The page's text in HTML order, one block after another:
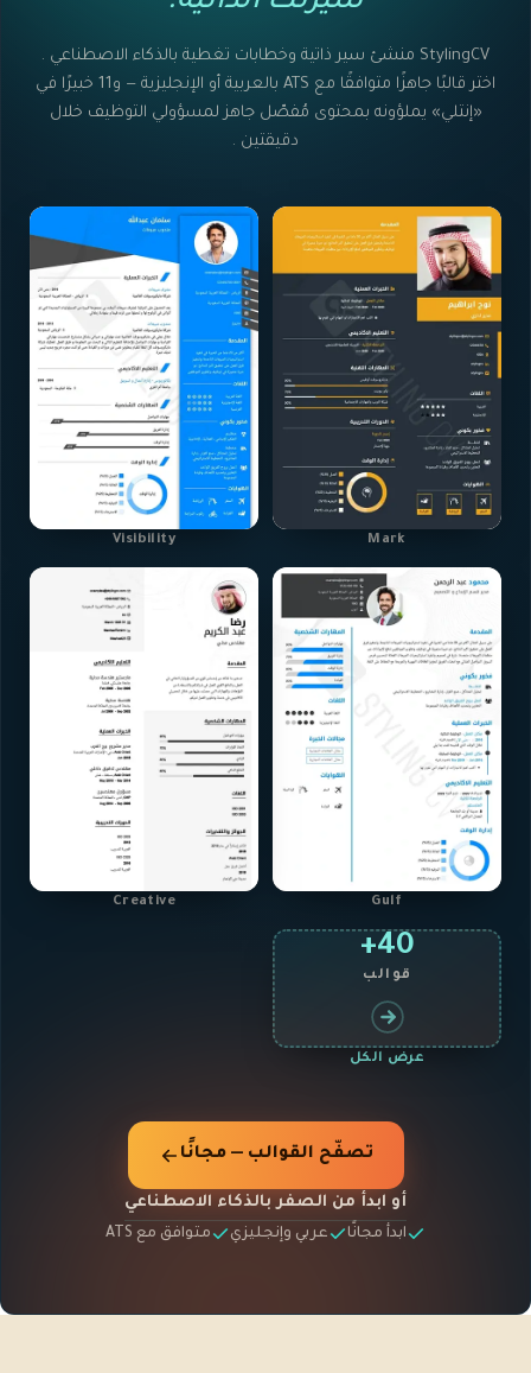
StylingCV منشئ سير ذاتية وخطابات تغطية بالذكاء الاصطناعي .
اختر قالبًا جاهزًا متوافقًا مع ATS بالعربية أو الإنجليزية — و11 خبيرًا في
«إنتلي» يملؤونه بمحتوى مُفصّل جاهز لمسؤولي التوظيف خلال
دقيقتين .
Mark
Visibility
Gulf
Creative
40+
قوالب
عرض الكل
تصفّح القوالب — مجانًا
أو ابدأ من الصفر بالذكاء الاصطناعي
ابدأ مجانًا عربي وإنجليزي متوافق مع ATS